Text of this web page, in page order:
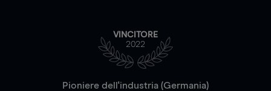
VINCITORE
2022
Pioniere dell'industria (Germania)